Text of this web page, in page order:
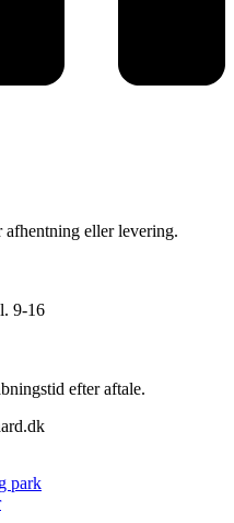
afhentning eller levering.
9-16
efter aftale.
park